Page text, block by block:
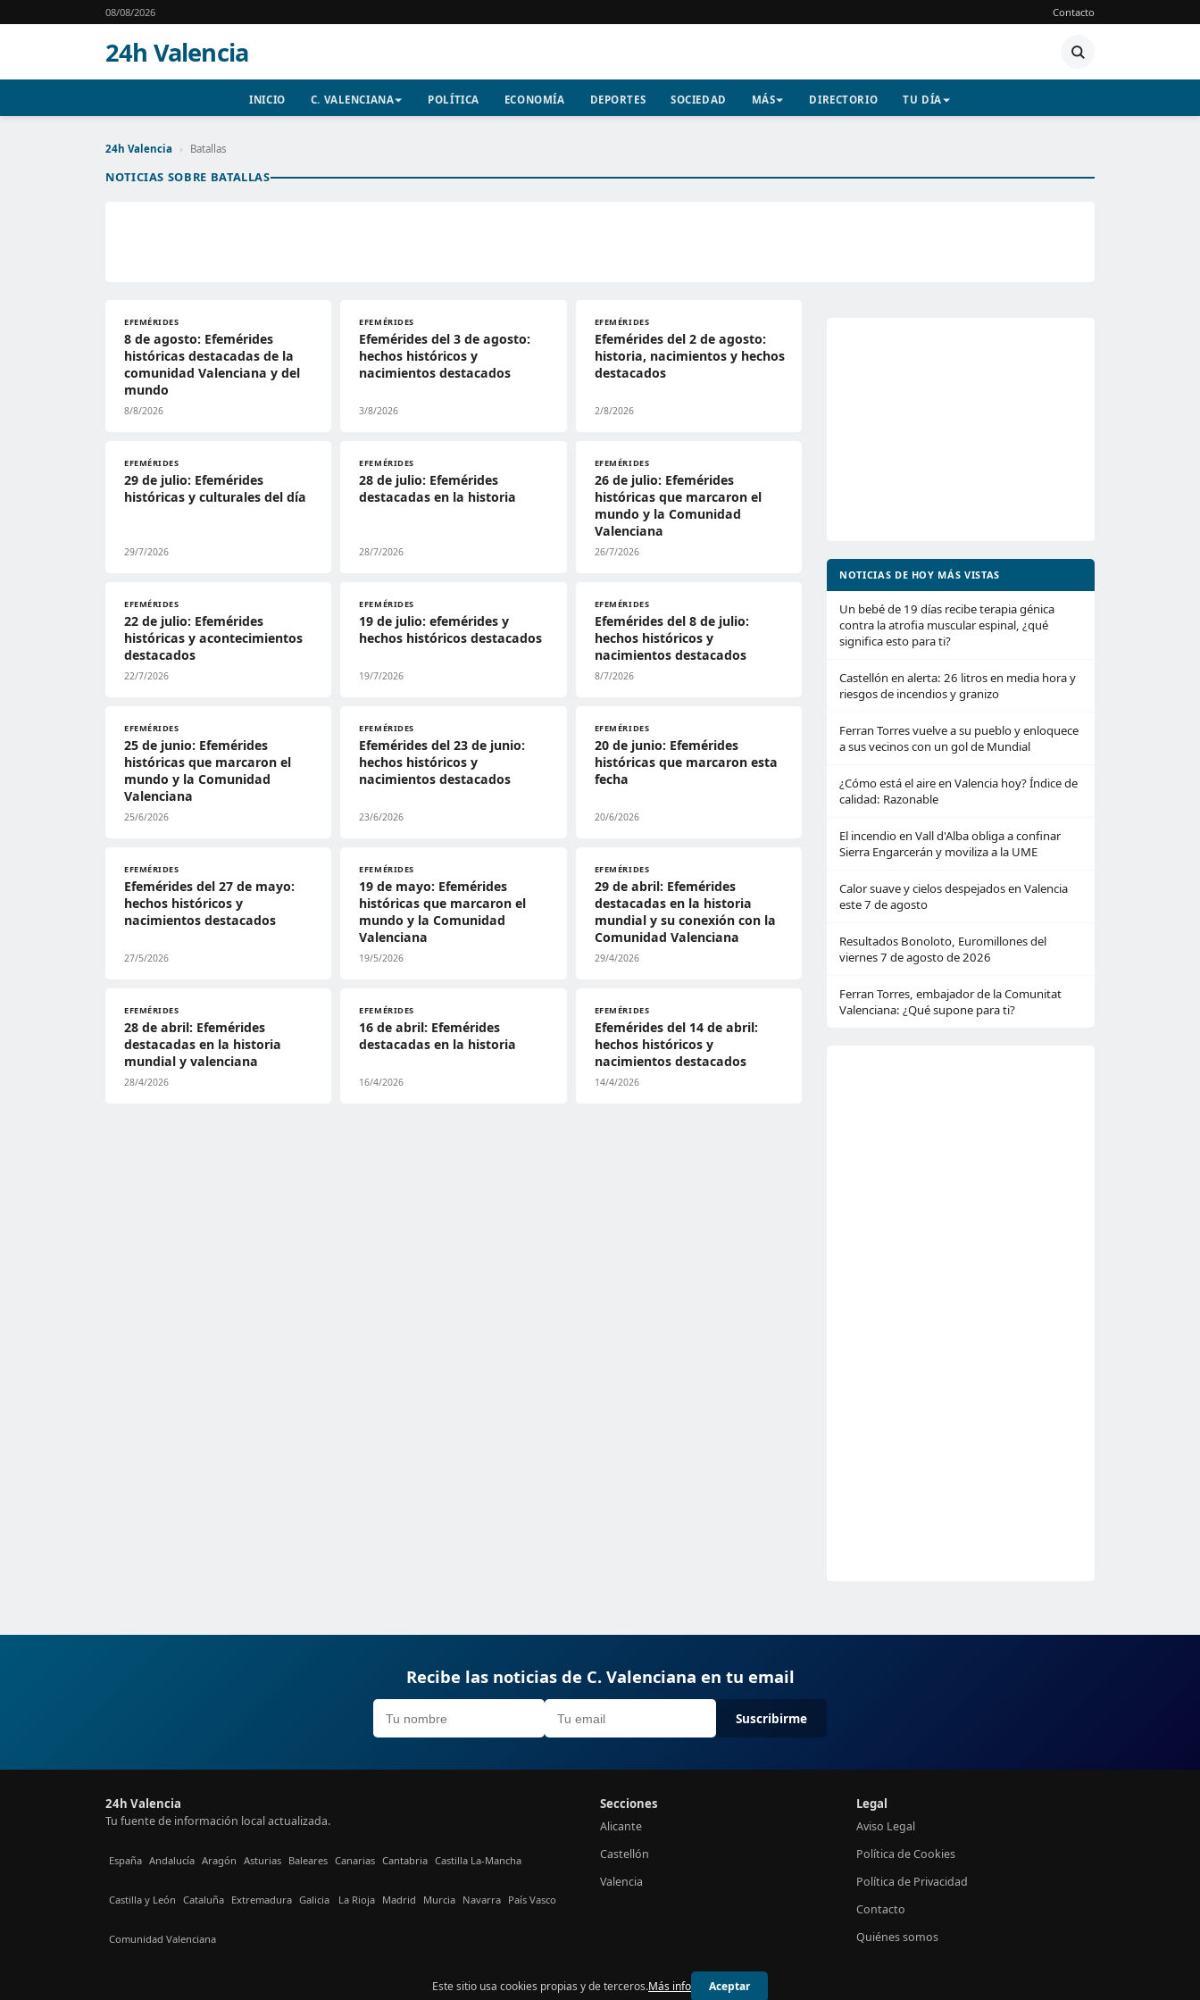
08/08/2026 Contacto
24h Valencia
INICIO C. VALENCIANA POLÍTICA ECONOMÍA DEPORTES SOCIEDAD MÁS DIRECTORIO TU DÍA
24h Valencia › Batallas
NOTICIAS SOBRE BATALLAS
EFEMÉRIDES
8 de agosto: Efemérides
históricas destacadas de la
comunidad Valenciana y del
mundo
8/8/2026
EFEMÉRIDES
Efemérides del 3 de agosto:
hechos históricos y
nacimientos destacados
3/8/2026
EFEMÉRIDES
Efemérides del 2 de agosto:
historia, nacimientos y hechos
destacados
2/8/2026
EFEMÉRIDES
29 de julio: Efemérides
históricas y culturales del día
29/7/2026
EFEMÉRIDES
28 de julio: Efemérides
destacadas en la historia
28/7/2026
EFEMÉRIDES
26 de julio: Efemérides
históricas que marcaron el
mundo y la Comunidad
Valenciana
26/7/2026
EFEMÉRIDES
22 de julio: Efemérides
históricas y acontecimientos
destacados
22/7/2026
EFEMÉRIDES
19 de julio: efemérides y
hechos históricos destacados
19/7/2026
EFEMÉRIDES
Efemérides del 8 de julio:
hechos históricos y
nacimientos destacados
8/7/2026
EFEMÉRIDES
25 de junio: Efemérides
históricas que marcaron el
mundo y la Comunidad
Valenciana
25/6/2026
EFEMÉRIDES
Efemérides del 23 de junio:
hechos históricos y
nacimientos destacados
23/6/2026
EFEMÉRIDES
20 de junio: Efemérides
históricas que marcaron esta
fecha
20/6/2026
EFEMÉRIDES
Efemérides del 27 de mayo:
hechos históricos y
nacimientos destacados
27/5/2026
EFEMÉRIDES
19 de mayo: Efemérides
históricas que marcaron el
mundo y la Comunidad
Valenciana
19/5/2026
EFEMÉRIDES
29 de abril: Efemérides
destacadas en la historia
mundial y su conexión con la
Comunidad Valenciana
29/4/2026
EFEMÉRIDES
28 de abril: Efemérides
destacadas en la historia
mundial y valenciana
28/4/2026
EFEMÉRIDES
16 de abril: Efemérides
destacadas en la historia
16/4/2026
EFEMÉRIDES
Efemérides del 14 de abril:
hechos históricos y
nacimientos destacados
14/4/2026
NOTICIAS DE HOY MÁS VISTAS
Un bebé de 19 días recibe terapia génica
contra la atrofia muscular espinal, ¿qué
significa esto para ti?
Castellón en alerta: 26 litros en media hora y
riesgos de incendios y granizo
Ferran Torres vuelve a su pueblo y enloquece
a sus vecinos con un gol de Mundial
¿Cómo está el aire en Valencia hoy? Índice de
calidad: Razonable
El incendio en Vall d'Alba obliga a confinar
Sierra Engarcerán y moviliza a la UME
Calor suave y cielos despejados en Valencia
este 7 de agosto
Resultados Bonoloto, Euromillones del
viernes 7 de agosto de 2026
Ferran Torres, embajador de la Comunitat
Valenciana: ¿Qué supone para ti?
Recibe las noticias de C. Valenciana en tu email
Suscribirme
24h Valencia
Tu fuente de información local actualizada.
España Andalucía Aragón Asturias Baleares Canarias Cantabria Castilla La-Mancha
Castilla y León Cataluña Extremadura Galicia La Rioja Madrid Murcia Navarra País Vasco
Comunidad Valenciana
Secciones
Alicante
Castellón
Valencia
Legal
Aviso Legal
Política de Cookies
Política de Privacidad
Contacto
Quiénes somos
© 2026 24h Valencia
Este sitio usa cookies propias y de terceros.Más info Aceptar